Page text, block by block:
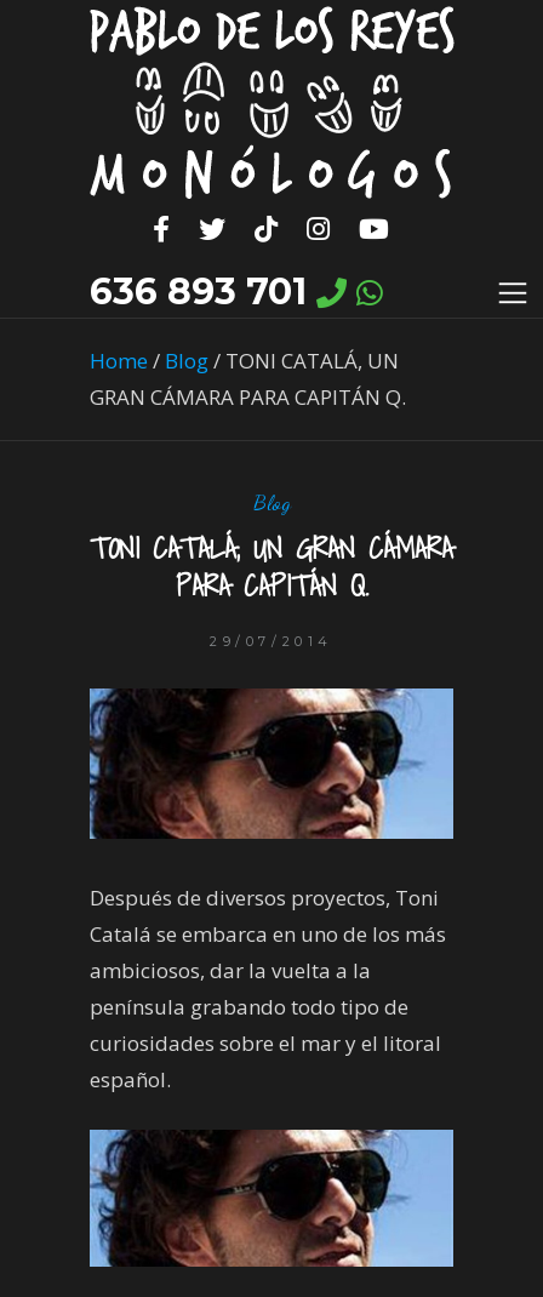
636 893 701
Home/ Blog/ TONI CATALÁ, UN
GRAN CÁMARA PARA CAPITÁN Q.
Blog
TONI CATALÁ, UN GRAN CÁMARA
PARA CAPITÁN Q.
29/07/2014
Después de diversos proyectos, Toni
Catalá se embarca en uno de los más
ambiciosos, dar la vuelta a la
península grabando todo tipo de
curiosidades sobre el mar y el litoral
español.